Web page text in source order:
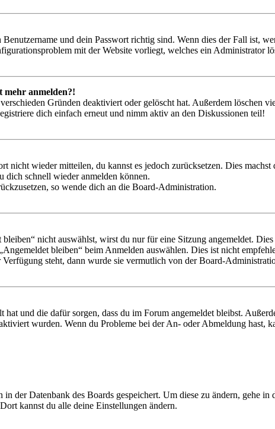
und dein Passwort richtig sind. Wenn dies der Fall ist,
mit der Website vorliegt, welches ein Administrator
anmelden?!
Gründen deaktiviert oder gelöscht hat. Außerdem löschen
dich einfach erneut und nimm aktiv an den Diskussionen teil!
nicht wieder mitteilen, du kannst es jedoch zurücksetzen. Dies
dich schnell wieder anmelden können.
so wende dich an die Board-Administration.
nicht auswählst, wirst du nur für eine Sitzung angemeldet.
bleiben“ beim Anmelden auswählen. Dies ist nicht
steht, dann wurde sie vermutlich von der Board-
und die dafür sorgen, dass du im Forum angemeldet bleibst.
wurden. Wenn du Probleme bei der An- oder Abmeldung hast,
der Datenbank des Boards gespeichert. Um diese zu ändern, gehe
kannst du alle deine Einstellungen ändern.